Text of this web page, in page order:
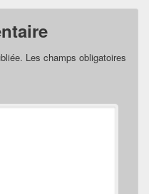
Les champs obligatoires